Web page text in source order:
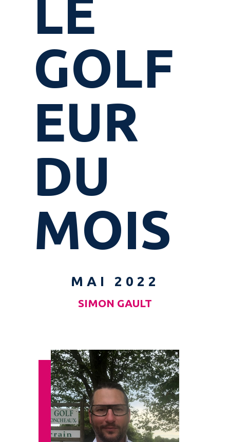
LE
GOLF
EUR
DU
MOIS
MAI 2022
SIMON GAULT